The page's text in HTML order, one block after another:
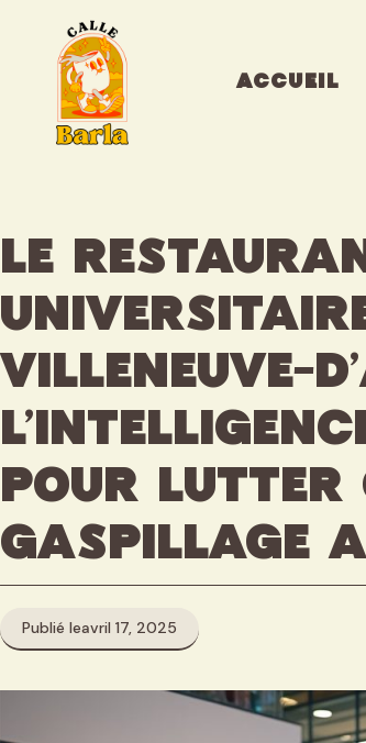
ACCUEIL
Le
Villeneuve-
pour lutter
gaspillage
Publié leavril 17, 2025